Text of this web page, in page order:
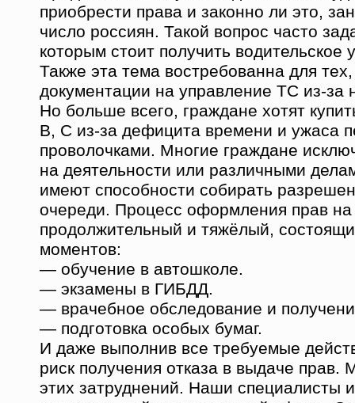
приобрести права и законно ли это,
число россиян. Такой вопрос часто
которым стоит получить водительское
Также эта тема востребованна для
документации на управление ТС из-
Но больше всего, граждане хотят
B, C из-за дефицита времени и ужаса
проволочками. Многие граждане
на деятельности или различными
имеют способности собирать
очереди. Процесс оформления прав
продолжительный и тяжёлый,
моментов:
— обучение в автошколе.
— экзамены в ГИБДД.
— врачебное обследование и
— подготовка особых бумаг.
И даже выполнив все требуемые
риск получения отказа в выдаче
этих затруднений. Наши специалисты